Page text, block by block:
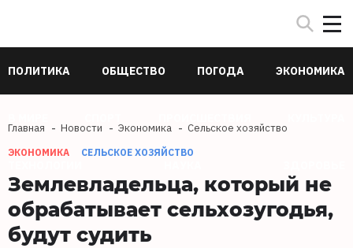
ПОЛИТИКА ОБЩЕСТВО ПОГОДА ЭКОНОМИКА
Главная Новости Экономика Сельское хозяйство
ЭКОНОМИКА СЕЛЬСКОЕ ХОЗЯЙСТВО
Землевладельца, который не
обрабатывает сельхозугодья,
будут судить